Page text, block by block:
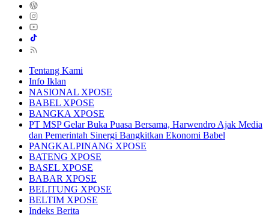
Tentang Kami
Info Iklan
NASIONAL XPOSE
BABEL XPOSE
BANGKA XPOSE
PT MSP Gelar Buka Puasa Bersama, Harwendro Ajak Media
dan Pemerintah Sinergi Bangkitkan Ekonomi Babel
PANGKALPINANG XPOSE
BATENG XPOSE
BASEL XPOSE
BABAR XPOSE
BELITUNG XPOSE
BELTIM XPOSE
Indeks Berita